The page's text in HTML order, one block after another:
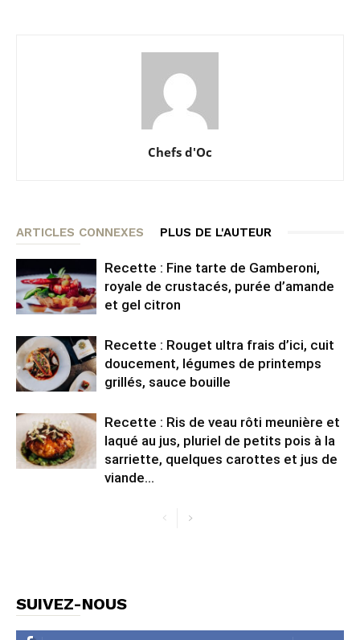
Chefs d'Oc
ARTICLES CONNEXES PLUS DE L'AUTEUR
Recette : Fine tarte de Gamberoni,
royale de crustacés, purée d’amande
et gel citron
Recette : Rouget ultra frais d’ici, cuit
doucement, légumes de printemps
grillés, sauce bouille
Recette : Ris de veau rôti meunière et
laqué au jus, pluriel de petits pois à la
sarriette, quelques carottes et jus de
viande...
SUIVEZ-NOUS